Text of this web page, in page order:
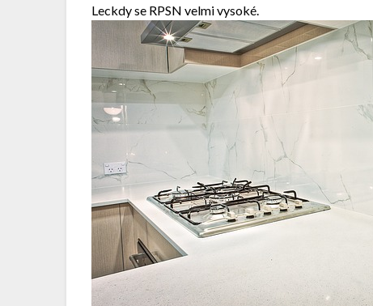
Leckdy se RPSN velmi vysoké.